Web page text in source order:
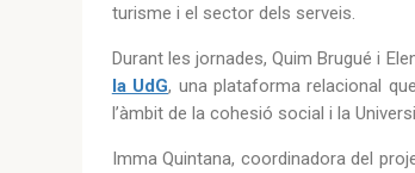
turisme i el sector dels serveis.
Durant les jornades, Quim Brugué i
la UdG, una plataforma relacional
l’àmbit de la cohesió social i la
Imma Quintana, coordinadora del